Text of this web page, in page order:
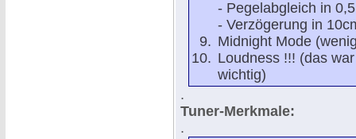
- Pegelabgleich in
- Verzögerung in
Midnight Mode
Loudness !!! (das
wichtig)
.
Tuner-Merkmale:
.